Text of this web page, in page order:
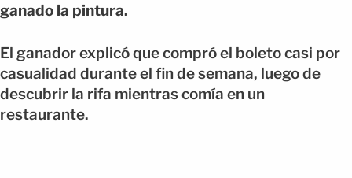
ganado la pintura.
El ganador explicó que compró el boleto casi por
casualidad durante el fin de semana, luego de
descubrir la rifa mientras comía en un
restaurante.